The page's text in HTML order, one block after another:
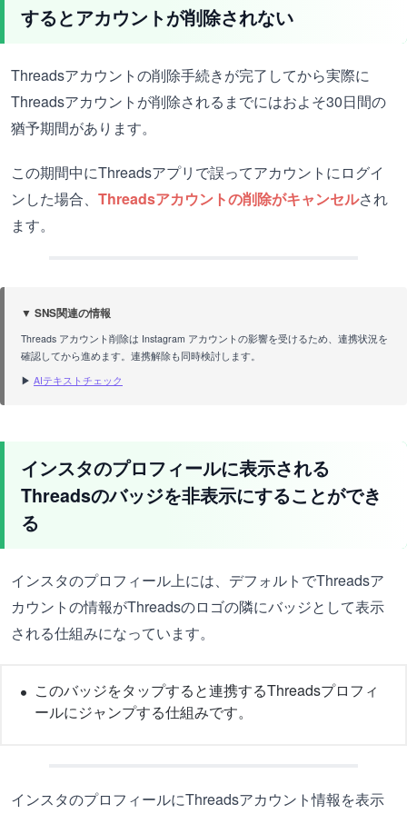
するとアカウントが削除されない
Threadsアカウントの削除手続きが完了してから実際に
Threadsアカウントが削除されるまでにはおよそ30日間の
猶予期間があります。
この期間中にThreadsアプリで誤ってアカウントにログイ
ンした場合、 Threadsアカウントの削除がキャンセルされ
ます。
▼ SNS関連の情報
Threads アカウント削除は Instagram アカウントの影響を受けるため、連携状況を
確認してから進めます。連携解除も同時検討します。
▶ AIテキストチェック
インスタのプロフィールに表示される
Threadsのバッジを非表示にすることができ
る
インスタのプロフィール上には、デフォルトでThreadsア
カウントの情報がThreadsのロゴの隣にバッジとして表示
される仕組みになっています。
このバッジをタップすると連携するThreadsプロフィ
ールにジャンプする仕組みです。
インスタのプロフィールにThreadsアカウント情報を表示